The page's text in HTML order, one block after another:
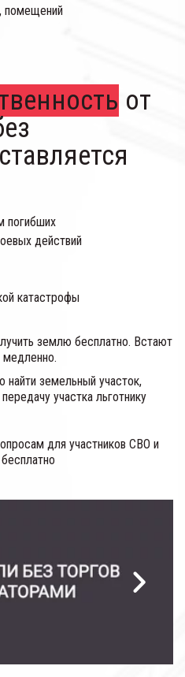
помещений
от
погибших
действий
катастрофы
землю бесплатно. Встают
медленно.
найти земельный участок,
участка льготнику
для участников СВО и